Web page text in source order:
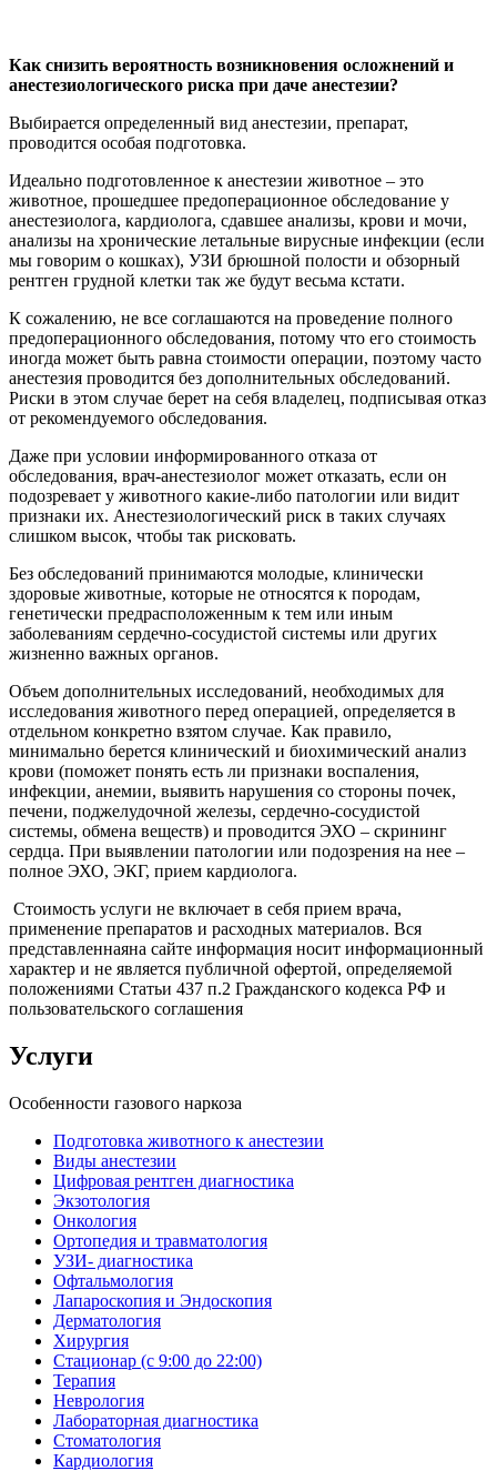
Как снизить вероятность возникновения осложнений и
анестезиологического риска при даче анестезии?
Выбирается определенный вид анестезии, препарат,
проводится особая подготовка.
Идеально подготовленное к анестезии животное – это
животное, прошедшее предоперационное обследование у
анестезиолога, кардиолога, сдавшее анализы, крови и мочи,
анализы на хронические летальные вирусные инфекции (если
мы говорим о кошках), УЗИ брюшной полости и обзорный
рентген грудной клетки так же будут весьма кстати.
К сожалению, не все соглашаются на проведение полного
предоперационного обследования, потому что его стоимость
иногда может быть равна стоимости операции, поэтому часто
анестезия проводится без дополнительных обследований.
Риски в этом случае берет на себя владелец, подписывая отказ
от рекомендуемого обследования.
Даже при условии информированного отказа от
обследования, врач-анестезиолог может отказать, если он
подозревает у животного какие-либо патологии или видит
признаки их. Анестезиологический риск в таких случаях
слишком высок, чтобы так рисковать.
Без обследований принимаются молодые, клинически
здоровые животные, которые не относятся к породам,
генетически предрасположенным к тем или иным
заболеваниям сердечно-сосудистой системы или других
жизненно важных органов.
Объем дополнительных исследований, необходимых для
исследования животного перед операцией, определяется в
отдельном конкретно взятом случае. Как правило,
минимально берется клинический и биохимический анализ
крови (поможет понять есть ли признаки воспаления,
инфекции, анемии, выявить нарушения со стороны почек,
печени, поджелудочной железы, сердечно-сосудистой
системы, обмена веществ) и проводится ЭХО – скрининг
сердца. При выявлении патологии или подозрения на нее –
полное ЭХО, ЭКГ, прием кардиолога.
Стоимость услуги не включает в себя прием врача,
применение препаратов и расходных материалов. Вся
представленнаяна сайте информация носит информационный
характер и не является публичной офертой, определяемой
положениями Статьи 437 п.2 Гражданского кодекса РФ и
пользовательского соглашения
Услуги
Особенности газового наркоза
Подготовка животного к анестезии
Виды анестезии
Цифровая рентген диагностика
Экзотология
Онкология
Ортопедия и травматология
УЗИ- диагностика
Офтальмология
Лапароскопия и Эндоскопия
Дерматология
Хирургия
Стационар (с 9:00 до 22:00)
Терапия
Неврология
Лабораторная диагностика
Стоматология
Кардиология